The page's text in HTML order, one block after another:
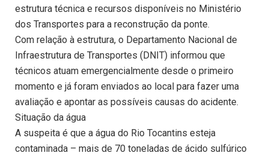
estrutura técnica e recursos disponíveis no Ministério
dos Transportes para a reconstrução da ponte.
Com relação à estrutura, o Departamento Nacional de
Infraestrutura de Transportes (DNIT) informou que
técnicos atuam emergencialmente desde o primeiro
momento e já foram enviados ao local para fazer uma
avaliação e apontar as possíveis causas do acidente.
Situação da água
A suspeita é que a água do Rio Tocantins esteja
contaminada – mais de 70 toneladas de ácido sulfúrico